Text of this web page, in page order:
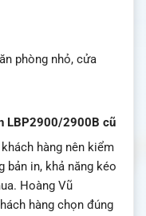
phòng nhỏ, cửa
LBP2900/2900B cũ
hàng nên kiểm
bản in, khả năng kéo
Hoàng Vũ
hàng chọn đúng